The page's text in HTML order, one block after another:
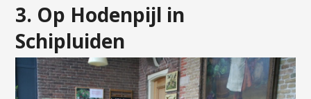
3. Op Hodenpijl in
Schipluiden